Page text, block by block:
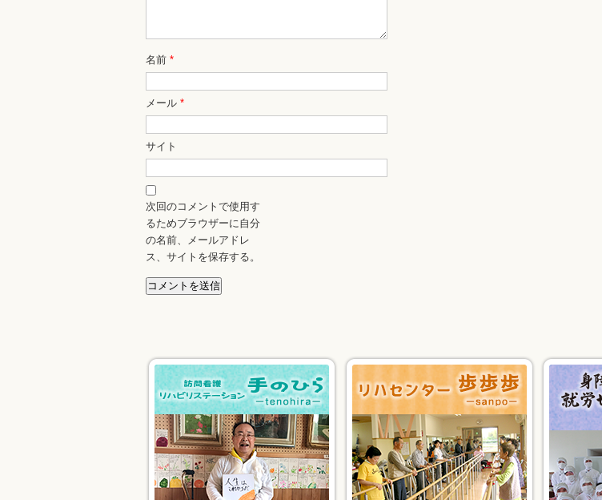
名前 *
メール *
サイト
次回のコメントで使用す
るためブラウザーに自分
の名前、メールアドレ
ス、サイトを保存する。